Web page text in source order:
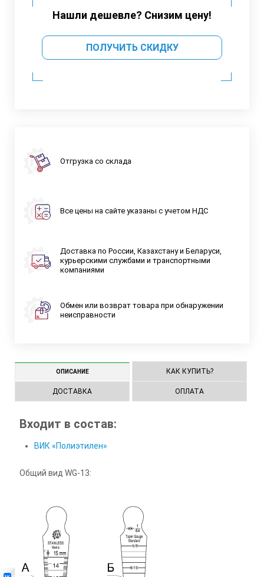
Нашли дешевле? Снизим цену!
ПОЛУЧИТЬ СКИДКУ
Отгрузка со склада
Все цены на сайте указаны с учетом НДС
Доставка по России, Казахстану и Беларуси,
курьерскими службами и транспортными
компаниями
Обмен или возврат товара при обнаружении
неисправности
ОПИСАНИЕ КАК КУПИТЬ?
ДОСТАВКА ОПЛАТА
Входит в состав:
ВИК «Полиэтилен»
Общий вид WG-13: